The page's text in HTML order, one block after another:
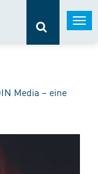
Media – eine